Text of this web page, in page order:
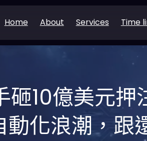
Home About Services Time
砸10億美元
動化浪潮，跟